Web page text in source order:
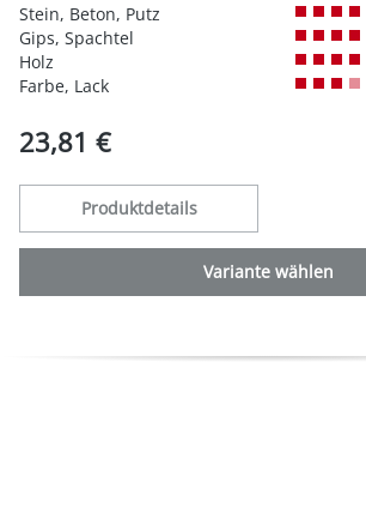
Stein, Beton, Putz
Gips, Spachtel
Holz
Farbe, Lack
23,81 €
Produktdetails
Variante wählen